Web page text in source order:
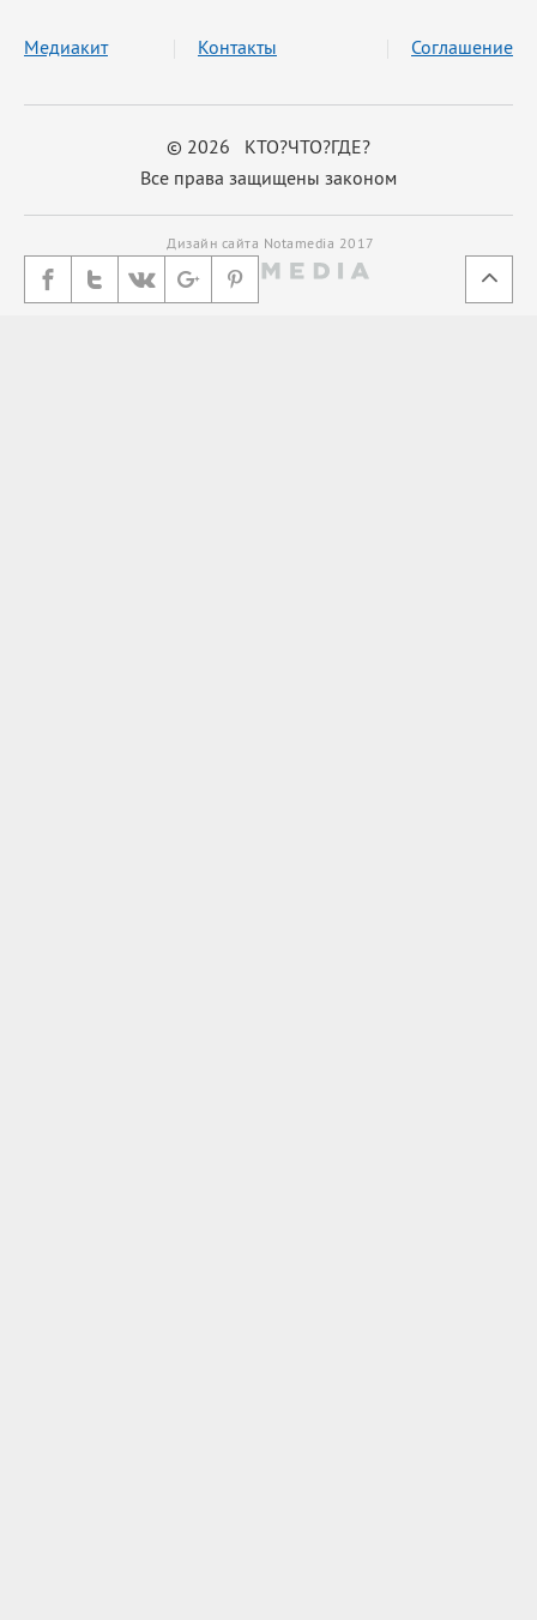
© 2026 КТО?ЧТО?ГДЕ?
Все права защищены законом
Медиакит Контакты Соглашение
Дизайн сайта Notamedia 2017